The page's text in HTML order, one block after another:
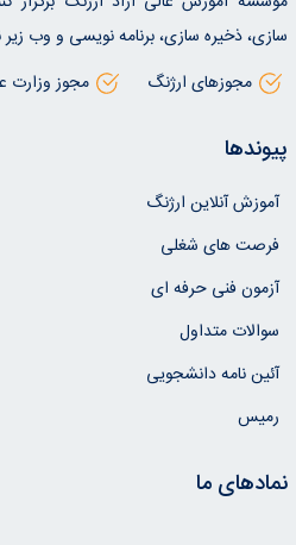
سازی، ذخیره سازی، برنامه نویسی و وب
مجوزهای ارژنگ
مجوز وزارت
پیوندها
آموزش آنلاین ارژنگ
فرصت های شغلی
آزمون فنی حرفه ای
سوالات متداول
آئین نامه دانشجویی
رمیس
نمادهای ما